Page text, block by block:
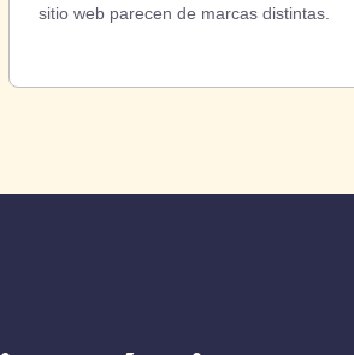
sitio web parecen de marcas distintas.